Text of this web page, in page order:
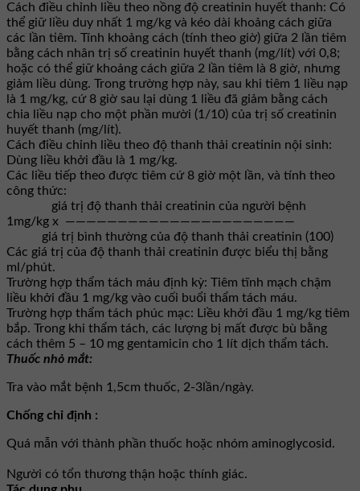
Cách điều chỉnh liều theo nồng độ creatinin huyết thanh: Có
thể giữ liều duy nhất 1 mg/kg và kéo dài khoảng cách giữa
các lần tiêm. Tính khoảng cách (tính theo giờ) giữa 2 lần tiêm
bằng cách nhân trị số creatinin huyết thanh (mg/lít) với 0,8;
hoặc có thể giữ khoảng cách giữa 2 lần tiêm là 8 giờ, nhưng
giảm liều dùng. Trong trường hợp này, sau khi tiêm 1 liều nạp
là 1 mg/kg, cứ 8 giờ sau lại dùng 1 liều đã giảm bằng cách
chia liều nạp cho một phần mười (1/10) của trị số creatinin
huyết thanh (mg/lít).
Cách điều chỉnh liều theo độ thanh thải creatinin nội sinh:
Dùng liều khởi đầu là 1 mg/kg.
Các liều tiếp theo được tiêm cứ 8 giờ một lần, và tính theo
công thức:
giá trị độ thanh thải creatinin của người bệnh
1mg/kg x ——————————————————————
giá trị bình thường của độ thanh thải creatinin (100)
Các giá trị của độ thanh thải creatinin được biểu thị bằng
ml/phút.
Trường hợp thẩm tách máu định kỳ: Tiêm tĩnh mạch chậm
liều khởi đầu 1 mg/kg vào cuối buổi thẩm tách máu.
Trường hợp thẩm tách phúc mạc: Liều khởi đầu 1 mg/kg tiêm
bắp. Trong khi thẩm tách, các lượng bị mất được bù bằng
cách thêm 5 – 10 mg gentamicin cho 1 lít dịch thẩm tách.
Thuốc nhỏ mắt:
Tra vào mắt bệnh 1,5cm thuốc, 2-3lần/ngày.
Chống chỉ định :
Quá mẫn với thành phần thuốc hoặc nhóm aminoglycosid.
Người có tổn thương thận hoặc thính giác.